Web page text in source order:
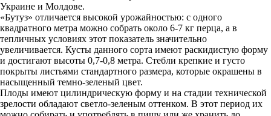
Украине и Молдове.
«Бутуз» отличается высокой урожайностью: с одного
квадратного метра можно собрать около 6-7 кг перца, а в
тепличных условиях этот показатель значительно
увеличивается. Кусты данного сорта имеют раскидистую форму
и достигают высоты 0,7-0,8 метра. Стебли крепкие и густо
покрыты листьями стандартного размера, которые окрашены в
насыщенный темно-зеленый цвет.
Плоды имеют цилиндрическую форму и на стадии технической
зрелости обладают светло-зеленым оттенком. В этот период их